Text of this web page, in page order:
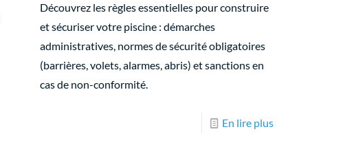
Découvrez les règles essentielles pour construire
et sécuriser votre piscine : démarches
administratives, normes de sécurité obligatoires
(barrières, volets, alarmes, abris) et sanctions en
cas de non-conformité.
En lire plus